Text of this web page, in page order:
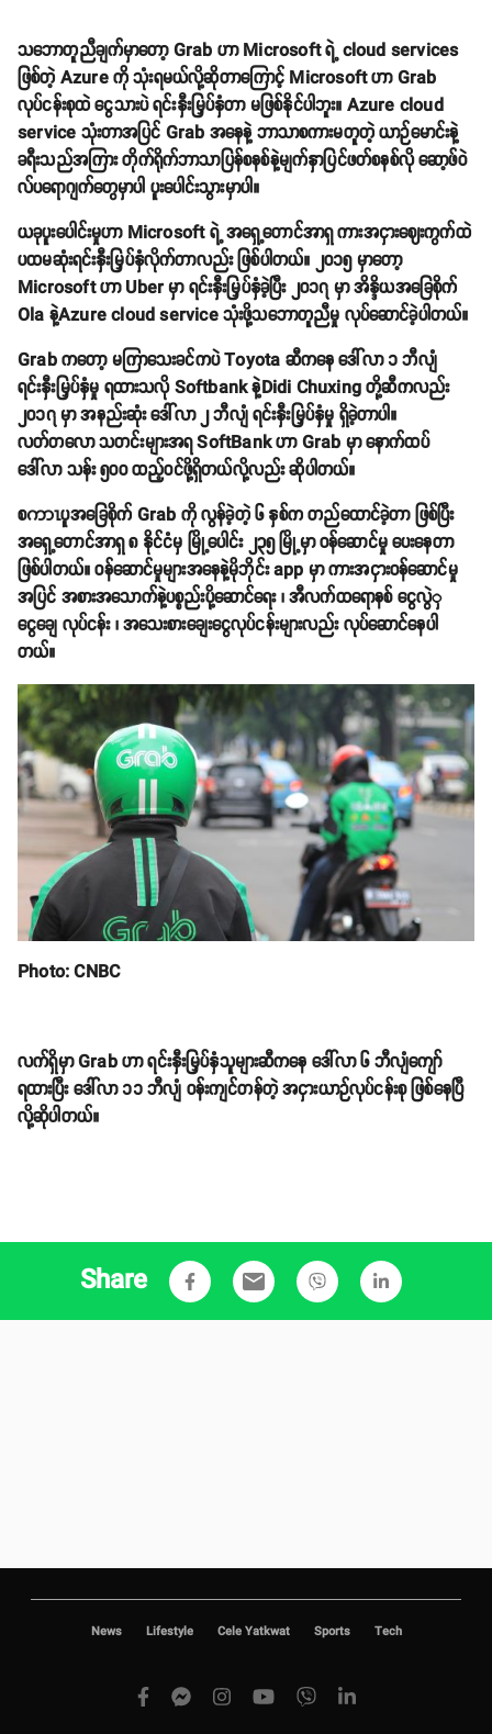
သဘောတူညီချက်မှာတော့ Grab ဟာ Microsoft ရဲ့ cloud services
ဖြစ်တဲ့ Azure ကို သုံးရမယ်လို့ဆိုတာကြောင့် Microsoft ဟာ Grab
လုပ်ငန်းစုထဲ ငွေသားပဲ ရင်းနှီးမြှပ်နှံတာ မဖြစ်နိုင်ပါဘူး။ Azure cloud
service သုံးတာအပြင် Grab အနေနဲ့ ဘာသာစကားမတူတဲ့ ယာဉ်မောင်းနဲ့
ခရီးသည်အကြား တိုက်ရိုက်ဘာသာပြန်စနစ်နဲ့မျက်နှာပြင်ဖတ်စနစ်လို ဆော့ဖ်ဝဲ
လ်ပရောဂျက်တွေမှာပါ ပူးပေါင်းသွားမှာပါ။
ယခုပူးပေါင်းမှုဟာ Microsoft ရဲ့ အရှေ့တောင်အာရှ ကားအငှားဈေးကွက်ထဲ
ပထမဆုံးရင်းနှီးမြှပ်နှံလိုက်တာလည်း ဖြစ်ပါတယ်။ ၂၀၁၅ မှာတော့
Microsoft ဟာ Uber မှာ ရင်းနှီးမြှပ်နှံခဲ့ပြီး ၂၀၁၇ မှာ အိန္ဒိယအခြေစိုက်
Ola နဲ့Azure cloud service သုံးဖို့သဘောတူညီမှု လုပ်ဆောင်ခဲ့ပါတယ်။
Grab ကတော့ မကြာသေးခင်ကပဲ Toyota ဆီကနေ ဒေါ်လာ ၁ ဘီလျံ
ရင်းနှီးမြှပ်နှံမှု ရထားသလို Softbank နဲ့Didi Chuxing တို့ဆီကလည်း
၂၀၁၇ မှာ အနည်းဆုံး ဒေါ်လာ ၂ ဘီလျံ ရင်းနှီးမြှပ်နှံမှု ရှိခဲ့တာပါ။
လတ်တလော သတင်းများအရ SoftBank ဟာ Grab မှာ နောက်ထပ်
ဒေါ်လာ သန်း ၅၀၀ ထည့်ဝင်ဖို့ရှိတယ်လို့လည်း ဆိုပါတယ်။
စကာၤပူအခြေစိုက် Grab ကို လွန်ခဲ့တဲ့ ၆ နှစ်က တည်ထောင်ခဲ့တာ ဖြစ်ပြီး
အရှေ့တောင်အာရှ ၈ နိုင်ငံမှ မြို့ပေါင်း ၂၃၅ မြို့မှာ ဝန်ဆောင်မှု ပေးနေတာ
ဖြစ်ပါတယ်။ ဝန်ဆောင်မှုများအနေနဲ့မိုဘိုင်း app မှာ ကားအငှားဝန်ဆောင်မှု
အပြင် အစားအသောက်နဲ့ပစ္စည်းပို့ဆောင်ရေး ၊ အီလက်ထရောနစ် ငွေလွဲှ
ငွေချေ လုပ်ငန်း ၊ အသေးစားချေးငွေလုပ်ငန်းများလည်း လုပ်ဆောင်နေပါ
တယ်။
Photo: CNBC
လက်ရှိမှာ Grab ဟာ ရင်းနှီးမြှပ်နှံသူများဆီကနေ ဒေါ်လာ ၆ ဘီလျံကျော်
ရထားပြီး ဒေါ်လာ ၁၁ ဘီလျံ ဝန်းကျင်တန်တဲ့ အငှားယာဉ်လုပ်ငန်းစု ဖြစ်နေပြီ
လို့ဆိုပါတယ်။
Share email
News Lifestyle Cele Yatkwat Sports Tech